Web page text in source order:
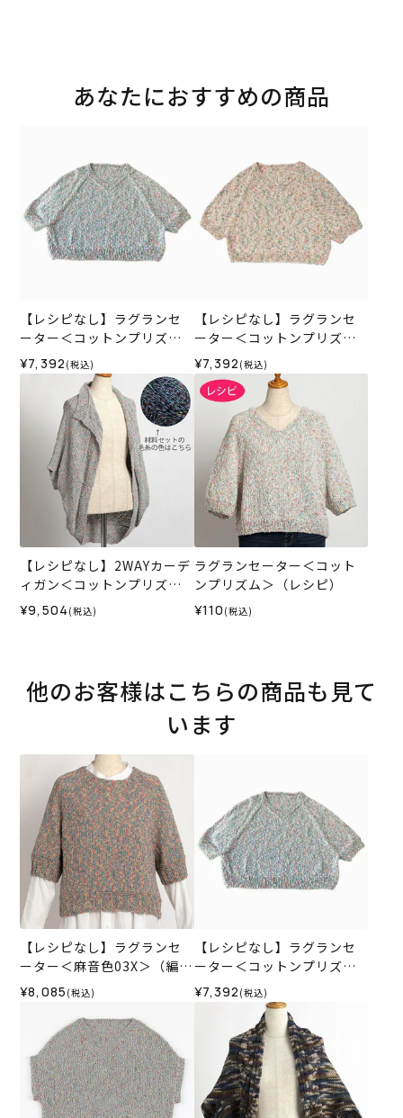
あなたにおすすめの商品
【レシピなし】ラグランセ
ーター＜コットンプリズム0
3B＞（編み物 材料セット）
¥7,392 (税込)
【レシピなし】ラグランセ
ーター＜コットンプリズム0
2P＞（編み物 材料セット）
¥7,392 (税込)
【レシピなし】2WAYカーデ
ィガン＜コットンプリズム0
5N＞（編み物 材料セット）
¥9,504 (税込)
ラグランセーター＜コット
ンプリズム＞（レシピ）
¥110 (税込)
他のお客様はこちらの商品も見て
います
【レシピなし】ラグランセ
ーター＜麻音色03X＞（編み
物 材料セット）
¥8,085 (税込)
【レシピなし】ラグランセ
ーター＜コットンプリズム0
3B＞（編み物 材料セット）
¥7,392 (税込)